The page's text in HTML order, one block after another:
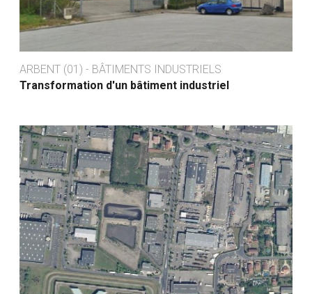
ARBENT (01) - BÂTIMENTS INDUSTRIELS
Transformation d'un bâtiment industriel